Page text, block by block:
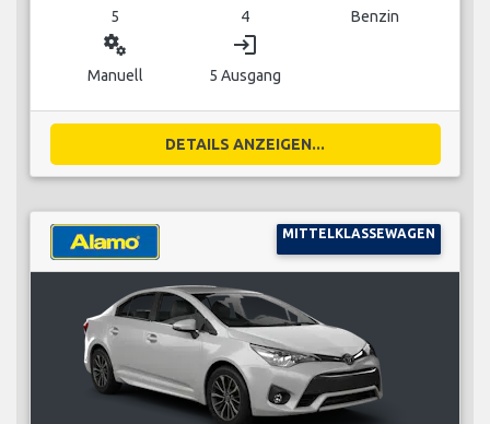
5 4 Benzin
miscellaneous_services
Manuell
login
5 Ausgang
DETAILS ANZEIGEN...
MITTELKLASSEWAGEN